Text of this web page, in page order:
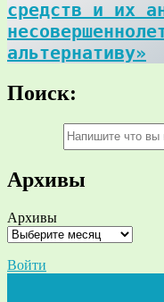
средств и их
альтернативу»
Поиск:
Архивы
Архивы
Войти